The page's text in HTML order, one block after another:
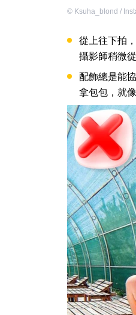
© Ksuha_blond /
從上往下拍
攝影師稍微
配飾總是能
拿包包，就